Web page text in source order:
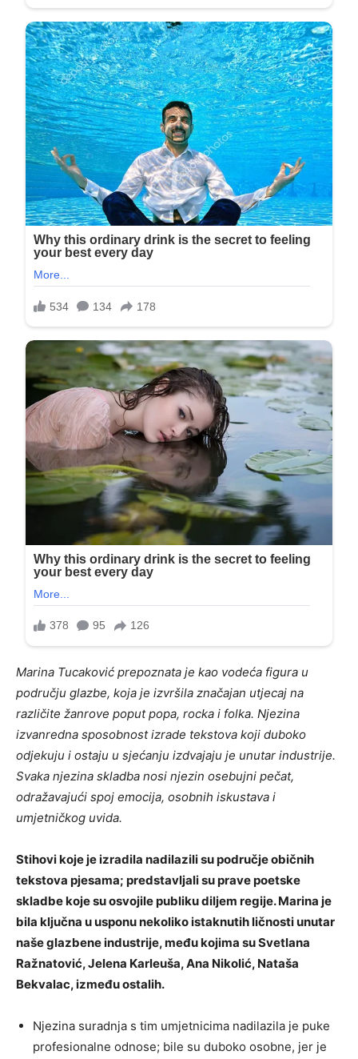
Marina Tucaković prepoznata je kao vodeća figura u
području glazbe, koja je izvršila značajan utjecaj na
različite žanrove poput popa, rocka i folka. Njezina
izvanredna sposobnost izrade tekstova koji duboko
odjekuju i ostaju u sjećanju izdvajaju je unutar industrije.
Svaka njezina skladba nosi njezin osebujni pečat,
odražavajući spoj emocija, osobnih iskustava i
umjetničkog uvida.
Stihovi koje je izradila nadilazili su područje običnih
tekstova pjesama; predstavljali su prave poetske
skladbe koje su osvojile publiku diljem regije. Marina je
bila ključna u usponu nekoliko istaknutih ličnosti unutar
naše glazbene industrije, među kojima su Svetlana
Ražnatović, Jelena Karleuša, Ana Nikolić, Nataša
Bekvalac, između ostalih.
Njezina suradnja s tim umjetnicima nadilazila je puke
profesionalne odnose; bile su duboko osobne, jer je